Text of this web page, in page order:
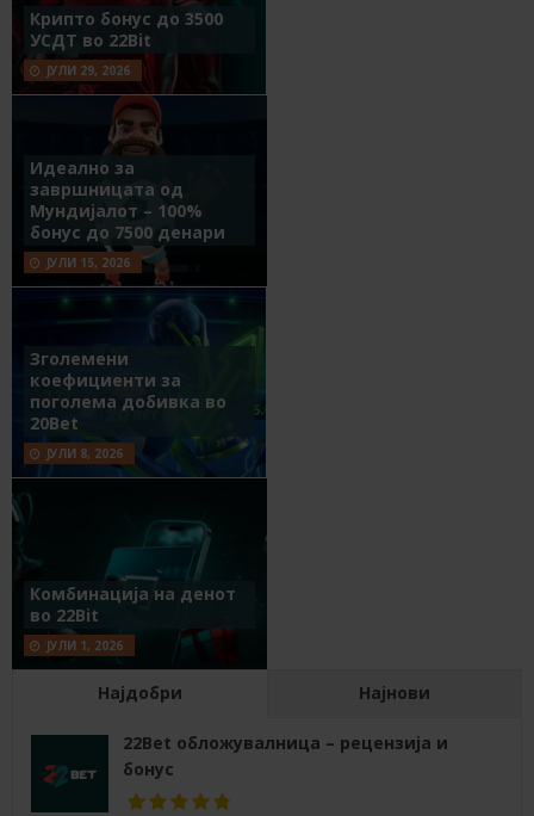
Крипто бонус до 3500
УСДТ во 22Bit
ЈУЛИ 29, 2026
Идеално за
завршницата од
Мундијалот – 100%
бонус до 7500 денари
ЈУЛИ 15, 2026
Зголемени
коефициенти за
поголема добивка во
20Bet
ЈУЛИ 8, 2026
Комбинација на денот
во 22Bit
ЈУЛИ 1, 2026
Најдобри Најнови
22Bet обложувалница – рецензија и
бонус